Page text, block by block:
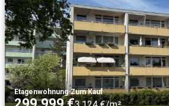
Etagenwohnung·Zum Kauf